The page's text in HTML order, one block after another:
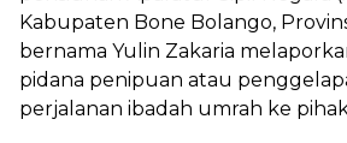
Kabupaten Bone Bolango,
bernama Yulin Zakaria
pidana penipuan atau
perjalanan ibadah umrah ke